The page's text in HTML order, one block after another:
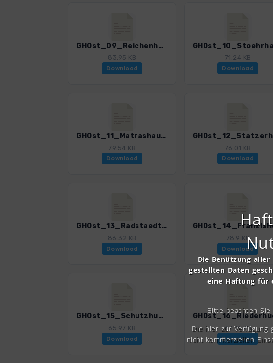
GHOst_09_ReichenhallerHaus.gpx
83.95 KB
Download
71.24 KB
Download
GHOst_11_Matrashaus.gpx
79.54 KB
Download
76.01 KB
Download
GHOst_13_RadstaedterHuette.gpx
86.32 KB
Download
78.9 KB
Download
GHOst_15_SchutzhuetteHimmelspforte.gpx
65.97 KB
Download
67.74 KB
Download
Die Benützung
gestellten Daten
eine Haftung für
Bitte beachten Sie
Die hier zur Verfügung
nicht kommerziellen